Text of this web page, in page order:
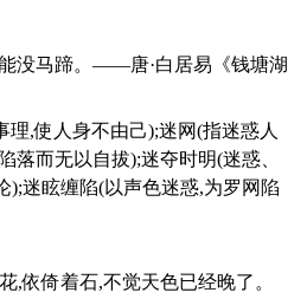
没马蹄。——唐·白居易《钱塘湖
落而无以自拔);迷夺时明(迷惑、
);迷眩缠陷(以声色迷惑,为罗网陷
,依倚着石,不觉天色已经晚了。